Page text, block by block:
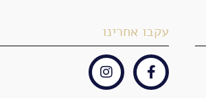
עקבו אחרינו
F
a
I
n